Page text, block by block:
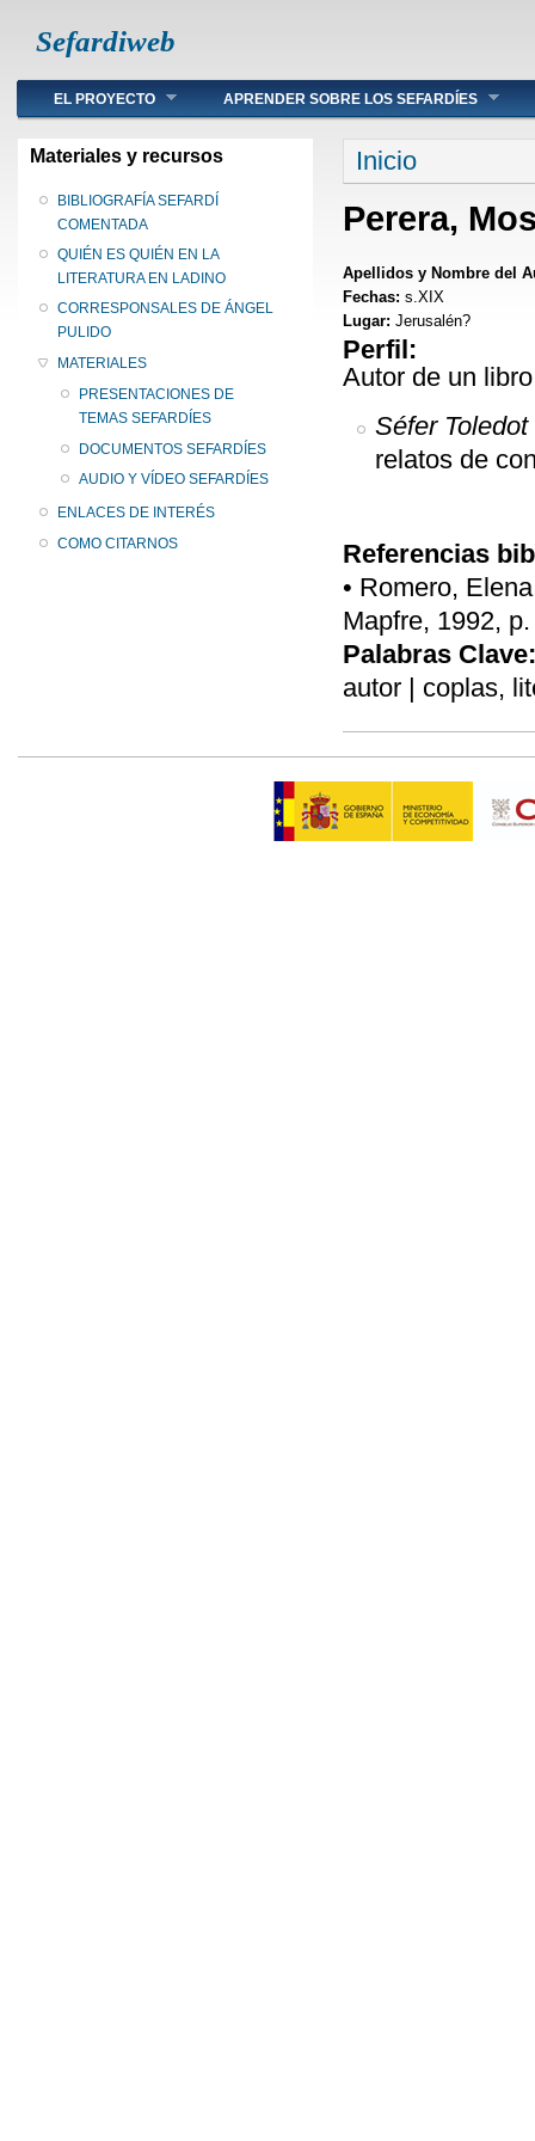
Sefardiweb
Main menu
EL PROYECTO APRENDER SOBRE LOS SEFARDÍES
Materiales y recursos
BIBLIOGRAFÍA SEFARDÍ
COMENTADA
QUIÉN ES QUIÉN EN LA
LITERATURA EN LADINO
CORRESPONSALES DE ÁNGEL
PULIDO
MATERIALES
PRESENTACIONES DE
TEMAS SEFARDÍES
DOCUMENTOS SEFARDÍES
AUDIO Y VÍDEO SEFARDÍES
ENLACES DE INTERÉS
COMO CITARNOS
Se encuentra
Inicio
Perera,
Apellidos y Nombre del
Fechas: s.XIX
Lugar: Jerusalén?
Perfil:
Autor de un
Séfer
relatos de
Referencias
• Romero,
Mapfre, 1992,
Palabras Clave:
autor | coplas,